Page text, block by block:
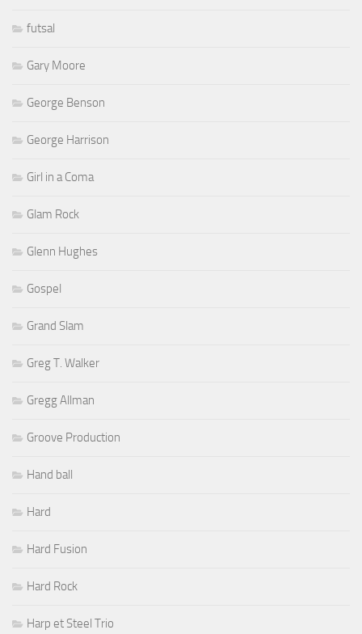
futsal
Gary Moore
George Benson
George Harrison
Girl in a Coma
Glam Rock
Glenn Hughes
Gospel
Grand Slam
Greg T. Walker
Gregg Allman
Groove Production
Hand ball
Hard
Hard Fusion
Hard Rock
Harp et Steel Trio